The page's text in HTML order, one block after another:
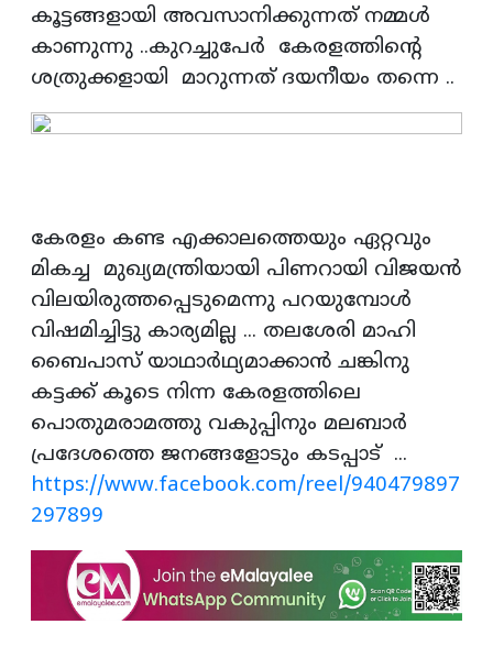
കൂട്ടങ്ങളായി അവസാനിക്കുന്നത് നമ്മൾ
കാണുന്നു ..കുറച്ചുപേർ കേരളത്തിന്റെ
ശത്രുക്കളായി മാറുന്നത് ദയനീയം തന്നെ ..
കേരളം കണ്ട എക്കാലത്തെയും ഏറ്റവും
മികച്ച മുഖ്യമന്ത്രിയായി പിണറായി വിജയൻ
വിലയിരുത്തപ്പെടുമെന്നു പറയുമ്പോൾ
വിഷമിച്ചിട്ടു കാര്യമില്ല ... തലശേരി മാഹി
ബൈപാസ് യാഥാർഥ്യമാക്കാൻ ചങ്കിനു
കട്ടക്ക് കൂടെ നിന്ന കേരളത്തിലെ
പൊതുമരാമത്തു വകുപ്പിനും മലബാർ
പ്രദേശത്തെ ജനങ്ങളോടും കടപ്പാട് ...
https://www.facebook.com/reel/940479897
297899